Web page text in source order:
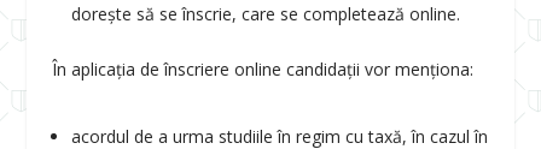
dorește să se înscrie, care se completează online.
În aplicaţia de înscriere online candidații vor menționa:
acordul de a urma studiile în regim cu taxă, în cazul în